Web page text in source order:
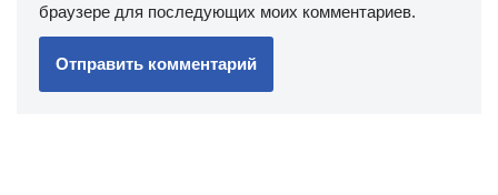
браузере для последующих моих комментариев.